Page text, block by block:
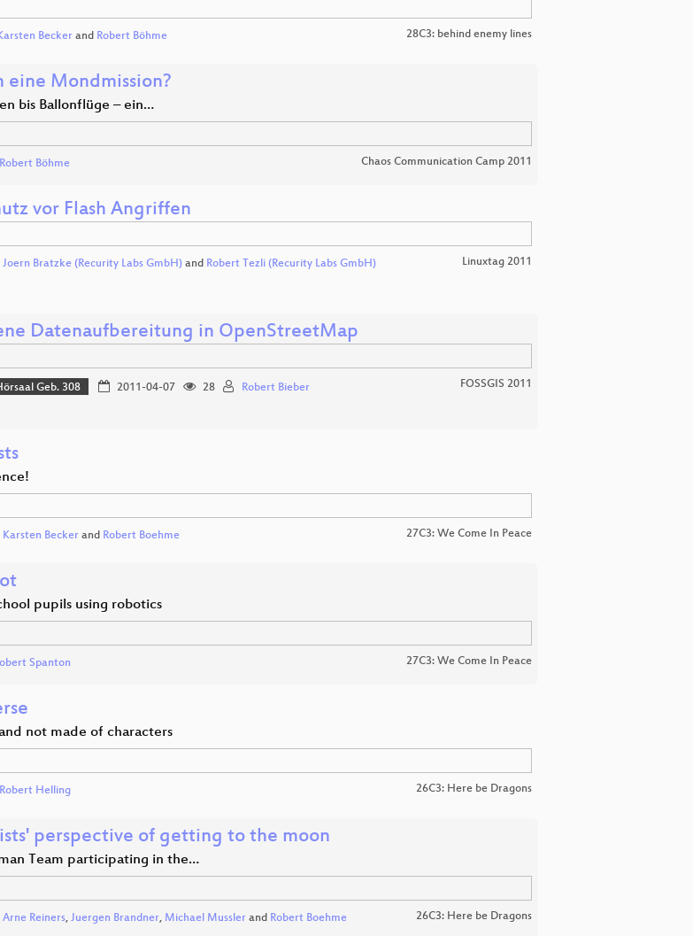
Becker and Robert Böhme 28C3: behind enemy lines
Mondmission?
bis Ballonflüge – ein…
Robert Böhme Chaos Communication Camp 2011
vor Flash Angriffen
Joern Bratzke (Recurity Labs GmbH) and Robert Tezli (Recurity Labs GmbH) Linuxtag 2011
Datenaufbereitung in OpenStreetMap
Geb. 308 2011-04-07 28 Robert Bieber FOSSGIS 2011
Karsten Becker and Robert Boehme 27C3: We Come In Peace
pupils using robotics
Spanton 27C3: We Come In Peace
not made of characters
Robert Helling 26C3: Here be Dragons
perspective of getting to the moon
Team participating in the…
Arne Reiners, Juergen Brandner, Michael Mussler and Robert Boehme 26C3: Here be Dragons